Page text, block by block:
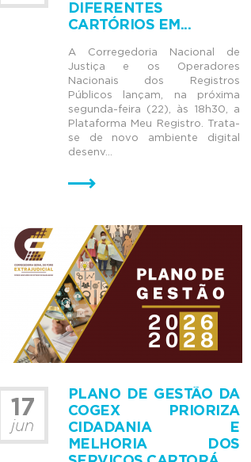
DIFERENTES
CARTÓRIOS EM...
A Corregedoria Nacional de
Justiça e os Operadores
Nacionais dos Registros
Públicos lançam, na próxima
segunda-feira (22), às 18h30, a
Plataforma Meu Registro. Trata-
se de novo ambiente digital
desenv...
17
jun
PLANO DE GESTÃO DA
COGEX PRIORIZA
CIDADANIA E
MELHORIA DOS